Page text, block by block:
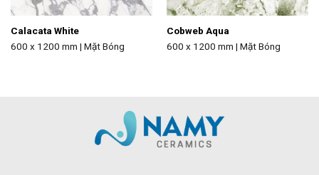
Calacata White
600 x 1200 mm | Mặt Bóng
Cobweb Aqua
600 x 1200 mm | Mặt Bóng